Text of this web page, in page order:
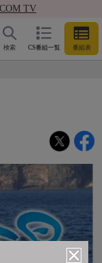
TV
CS番組一覧 番組表
検索